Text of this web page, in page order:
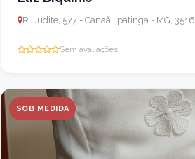
R. Judite, 577 - Canaã, Ipatinga - MG,
Sem avaliações
SOB MEDIDA